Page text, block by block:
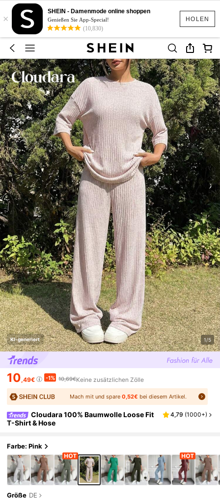
HOLEN
×
SHEIN - Damenmode online shoppen
Genießen Sie App-Special!
(10,830)
KI-generiert 1/5
10,49€ -1% 10,69€Keine zusätzlichen Zölle
Mach mit und spare 0,52€ bei diesem Artikel.
Cloudara 100% Baumwolle Loose Fit
T-Shirt & Hose
4,79 (1000+)
Farbe: Pink
Größe DE